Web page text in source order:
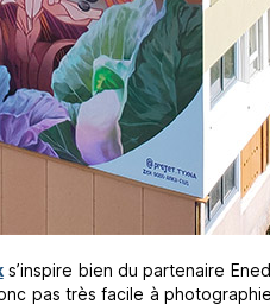
s’inspire bien du partenaire
pas très facile à